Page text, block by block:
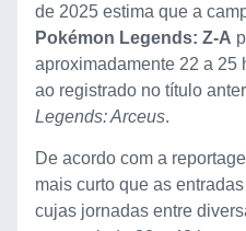
de 2025 estima que a
Pokémon Legends: Z-A
aproximadamente 22 a 25
ao registrado no título
Legends: Arceus.
De acordo com a
mais curto que as
cujas jornadas entre